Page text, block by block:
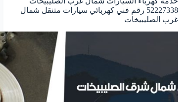
52227338 رقم فني كهربائي سيارات متنقل شمال
غرب الصليبيخات